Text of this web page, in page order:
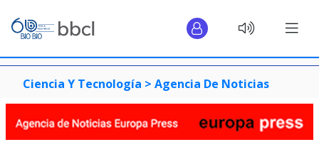
Ciencia Y Tecnología > Agencia De Noticias